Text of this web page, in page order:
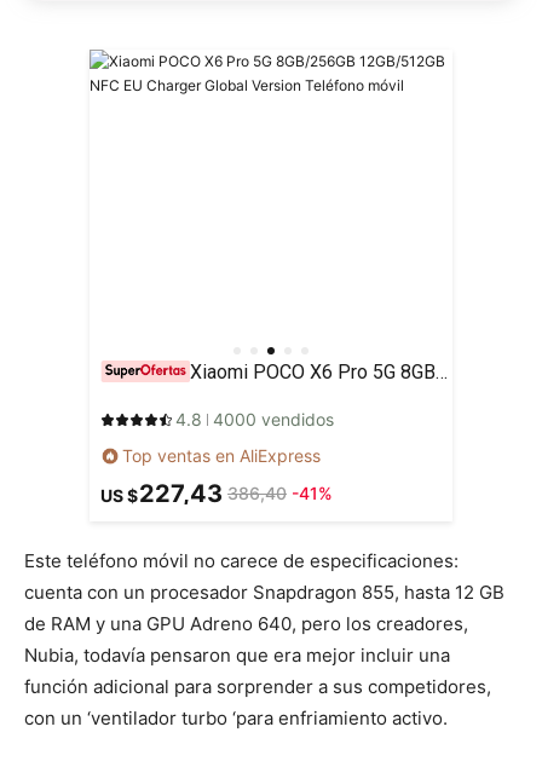
Xiaomi POCO X6 Pro 5G 8GB/256GB 12GB/512GB NFC EU Charger Global Version Teléfono móvil
4.8 4000 vendidos
Top ventas en AliExpress
US $227,43 386,40 -41%
Este teléfono móvil no carece de especificaciones:
cuenta con un procesador Snapdragon 855, hasta 12 GB
de RAM y una GPU Adreno 640, pero los creadores,
Nubia, todavía pensaron que era mejor incluir una
función adicional para sorprender a sus competidores,
con un ‘ventilador turbo ‘para enfriamiento activo.